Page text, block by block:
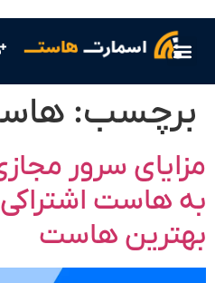
هاست
اشتراکی |
هاست